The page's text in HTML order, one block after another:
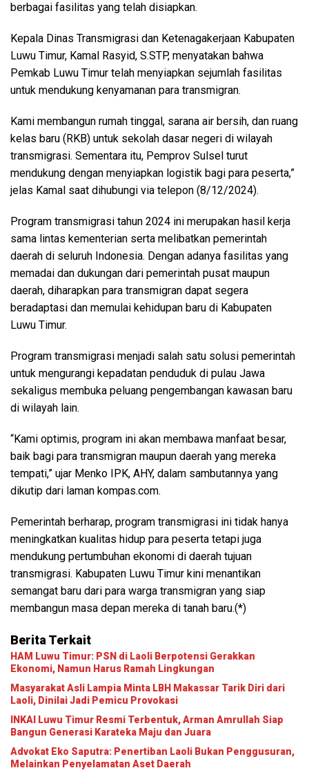
berbagai fasilitas yang telah disiapkan.
Kepala Dinas Transmigrasi dan Ketenagakerjaan Kabupaten
Luwu Timur, Kamal Rasyid, S.STP, menyatakan bahwa
Pemkab Luwu Timur telah menyiapkan sejumlah fasilitas
untuk mendukung kenyamanan para transmigran.
Kami membangun rumah tinggal, sarana air bersih, dan ruang
kelas baru (RKB) untuk sekolah dasar negeri di wilayah
transmigrasi. Sementara itu, Pemprov Sulsel turut
mendukung dengan menyiapkan logistik bagi para peserta,”
jelas Kamal saat dihubungi via telepon (8/12/2024).
Program transmigrasi tahun 2024 ini merupakan hasil kerja
sama lintas kementerian serta melibatkan pemerintah
daerah di seluruh Indonesia. Dengan adanya fasilitas yang
memadai dan dukungan dari pemerintah pusat maupun
daerah, diharapkan para transmigran dapat segera
beradaptasi dan memulai kehidupan baru di Kabupaten
Luwu Timur.
Program transmigrasi menjadi salah satu solusi pemerintah
untuk mengurangi kepadatan penduduk di pulau Jawa
sekaligus membuka peluang pengembangan kawasan baru
di wilayah lain.
“Kami optimis, program ini akan membawa manfaat besar,
baik bagi para transmigran maupun daerah yang mereka
tempati,” ujar Menko IPK, AHY, dalam sambutannya yang
dikutip dari laman kompas.com.
Pemerintah berharap, program transmigrasi ini tidak hanya
meningkatkan kualitas hidup para peserta tetapi juga
mendukung pertumbuhan ekonomi di daerah tujuan
transmigrasi. Kabupaten Luwu Timur kini menantikan
semangat baru dari para warga transmigran yang siap
membangun masa depan mereka di tanah baru.(*)
Berita Terkait
HAM Luwu Timur: PSN di Laoli Berpotensi Gerakkan
Ekonomi, Namun Harus Ramah Lingkungan
Masyarakat Asli Lampia Minta LBH Makassar Tarik Diri dari
Laoli, Dinilai Jadi Pemicu Provokasi
INKAI Luwu Timur Resmi Terbentuk, Arman Amrullah Siap
Bangun Generasi Karateka Maju dan Juara
Advokat Eko Saputra: Penertiban Laoli Bukan Penggusuran,
Melainkan Penyelamatan Aset Daerah